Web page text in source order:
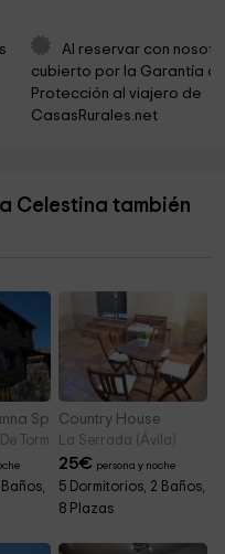
Iglesia
Barco 2,6 km
Al reservar con
cubierto por la Garantía
Protección al viajero de
CasasRurales.net
Celestina también
Spa
Tormes (Ávila)
Baños,
Country House
La Serrada (Ávila)
25€ persona y noche
5 Dormitorios, 2 Baños,
8 Plazas